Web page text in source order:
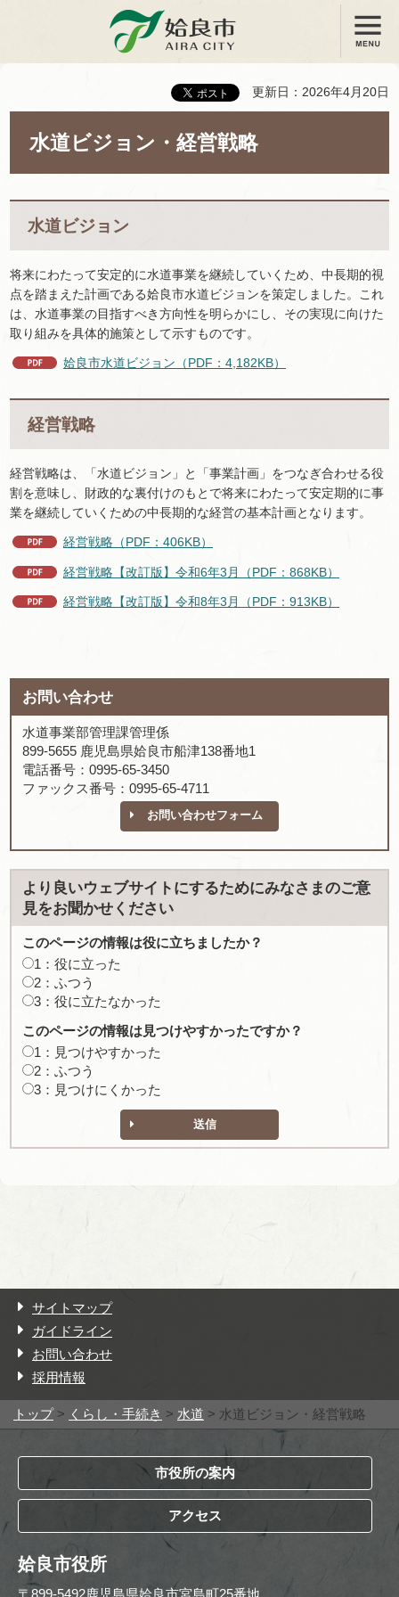
姶良市 メニュー
更新日：2026年4月20日
水道ビジョン・経営戦略
水道ビジョン
将来にわたって安定的に水道事業を継続していくため、中長期的視
点を踏まえた計画である姶良市水道ビジョンを策定しました。これ
は、水道事業の目指すべき方向性を明らかにし、その実現に向けた
取り組みを具体的施策として示すものです。
姶良市水道ビジョン（PDF：4,182KB）
経営戦略
経営戦略は、「水道ビジョン」と「事業計画」をつなぎ合わせる役
割を意味し、財政的な裏付けのもとで将来にわたって安定期的に事
業を継続していくための中長期的な経営の基本計画となります。
経営戦略（PDF：406KB）
経営戦略【改訂版】令和6年3月（PDF：868KB）
経営戦略【改訂版】令和8年3月（PDF：913KB）
お問い合わせ
水道事業部管理課管理係
899-5655 鹿児島県姶良市船津138番地1
電話番号：0995-65-3450
ファックス番号：0995-65-4711
お問い合わせフォーム
より良いウェブサイトにするためにみなさまのご意
見をお聞かせください
このページの情報は役に立ちましたか？
1：役に立った
2：ふつう
3：役に立たなかった
このページの情報は見つけやすかったですか？
1：見つけやすかった
2：ふつう
3：見つけにくかった
送信
サイトマップ
ガイドライン
お問い合わせ
採用情報
トップ> くらし・手続き > 水道 > 水道ビジョン・経営戦略
市役所の案内
アクセス
姶良市役所
〒899-5492鹿児島県姶良市宮島町25番地